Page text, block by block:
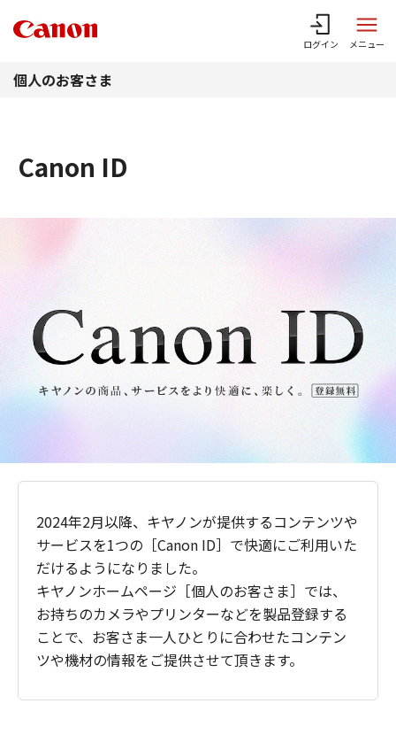
ログイン メニュー
個人のお客さま
Canon ID
2024年2月以降、キヤノンが提供するコンテンツや
サービスを1つの［Canon ID］で快適にご利用いた
だけるようになりました。
キヤノンホームページ［個人のお客さま］では、
お持ちのカメラやプリンターなどを製品登録する
ことで、お客さま一人ひとりに合わせたコンテン
ツや機材の情報をご提供させて頂きます。